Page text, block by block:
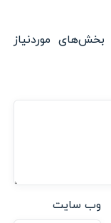
بخش‌های موردنیاز
وب‌ سایت